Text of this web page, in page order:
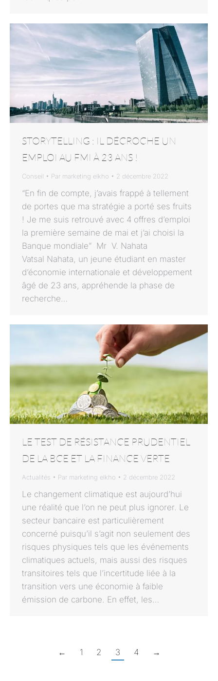
STORYTELLING : IL DÉCROCHE UN
EMPLOI AU FMI À 23 ANS !
Conseil Par marketing elkho 2 décembre 2022
“En fin de compte, j’avais frappé à tellement
de portes que ma stratégie a porté ses fruits
! Je me suis retrouvé avec 4 offres d’emploi
la première semaine de mai et j’ai choisi la
Banque mondiale” Mr V. Nahata
Vatsal Nahata, un jeune étudiant en master
d’économie internationale et développement
âgé de 23 ans, appréhende la phase de
recherche…
LE TEST DE RÉSISTANCE PRUDENTIEL
DE LA BCE ET LA FINANCE VERTE
Actualités Par marketing elkho 2 décembre 2022
Le changement climatique est aujourd’hui
une réalité que l’on ne peut plus ignorer. Le
secteur bancaire est particulièrement
concerné puisqu’il s’agit non seulement des
risques physiques tels que les événements
climatiques actuels, mais aussi des risques
transitoires tels que l’incertitude liée à la
transition vers une économie à faible
émission de carbone. En effet, les…
← 1 2 3 4 →